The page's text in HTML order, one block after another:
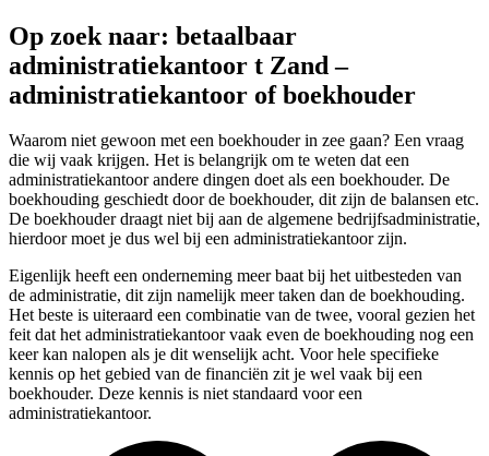
Op zoek naar: betaalbaar
administratiekantoor t Zand –
administratiekantoor of boekhouder
Waarom niet gewoon met een boekhouder in zee gaan? Een vraag
die wij vaak krijgen. Het is belangrijk om te weten dat een
administratiekantoor andere dingen doet als een boekhouder. De
boekhouding geschiedt door de boekhouder, dit zijn de balansen etc.
De boekhouder draagt niet bij aan de algemene bedrijfsadministratie,
hierdoor moet je dus wel bij een administratiekantoor zijn.
Eigenlijk heeft een onderneming meer baat bij het uitbesteden van
de administratie, dit zijn namelijk meer taken dan de boekhouding.
Het beste is uiteraard een combinatie van de twee, vooral gezien het
feit dat het administratiekantoor vaak even de boekhouding nog een
keer kan nalopen als je dit wenselijk acht. Voor hele specifieke
kennis op het gebied van de financiën zit je wel vaak bij een
boekhouder. Deze kennis is niet standaard voor een
administratiekantoor.